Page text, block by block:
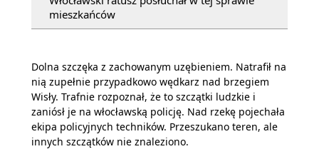
mieszkańców
Dolna szczęka z zachowanym uzębieniem. Natrafił na
nią zupełnie przypadkowo wędkarz nad brzegiem
Wisły. Trafnie rozpoznał, że to szczątki ludzkie i
zaniósł je na włocławską policję. Nad rzekę pojechała
ekipa policyjnych techników. Przeszukano teren, ale
innych szczątków nie znaleziono.